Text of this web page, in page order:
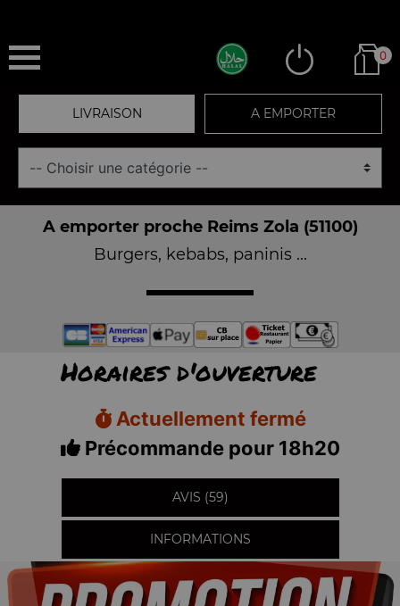
0
LIVRAISON A EMPORTER
A emporter proche Reims Zola (51100)
Burgers, kebabs, paninis ...
Horaires d'ouverture
Actuellement fermé
Précommande pour 18h20
AVIS (59)
INFORMATIONS